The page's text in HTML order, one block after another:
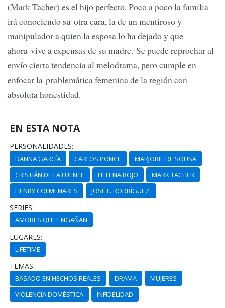
(Mark Tacher) es el hijo perfecto. Poco a poco la familia
irá conociendo su otra cara, la de un mentiroso y
manipulador a quien la esposa lo ha dejado y que
ahora vive a expensas de su madre. Se puede reprochar al
envío cierta tendencia al melodrama, pero cumple en
enfocar la problemática femenina de la región con
absoluta honestidad.
EN ESTA NOTA
PERSONALIDADES:
DANNA GARCÍA CARLOS PONCE
MARJORIE DE SOUSA
CRISTIÁN DE LA FUENTE
HELENA ROJO
MARK TACHER
HENRY COLMENARES
JOSÉ L. RODRÍGUEZ.
SERIES:
AMORES QUE ENGAÑAN
LUGARES:
LIFETIME
TEMAS:
BASADO EN HECHOS REALES DRAMA
MUJERES
VIOLENCIA DOMÉSTICA
INFIDELIDAD